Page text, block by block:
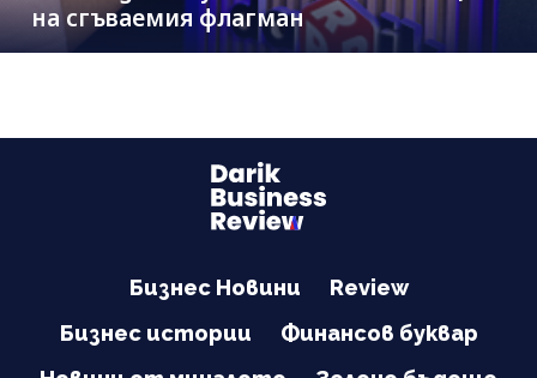
на сгъваемия флагман
Бизнес Новини
Review
Бизнес истории
Финансов буквар